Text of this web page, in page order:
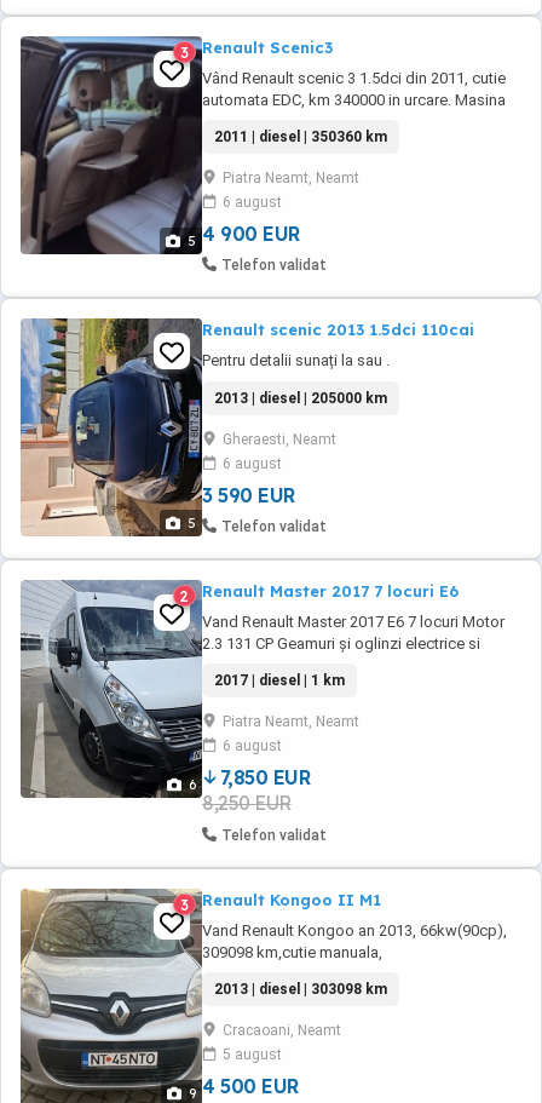
5
3 Renault Scenic3
Vând Renault scenic 3 1.5dci din 2011, cutie
automata EDC, km 340000 in urcare. Masina
mai prezinta mici imperfectiuni conform
vârstei. Nu fac schimburi.
2011 | diesel | 350360 km
Piatra Neamt, Neamt
6 august
4 900 EUR
Telefon validat
5
Renault scenic 2013 1.5dci 110cai
Pentru detalii sunați la sau .
2013 | diesel | 205000 km
Gheraesti, Neamt
6 august
3 590 EUR
Telefon validat
6
2 Renault Master 2017 7 locuri E6
Vand Renault Master 2017 E6 7 locuri Motor
2.3 131 CP Geamuri și oglinzi electrice si
remorcare( are maxim 3 luni 4 luni de când
este montat) 2.5 tone pe carlig Cauciucuri
bune iarna Mod ECO Torpedou frig Comenzi
volan Masina a avut doar în reprezentanta
service-ul ...
2017 | diesel | 1 km
Piatra Neamt, Neamt
6 august
7,850 EUR
8,250 EUR
Telefon validat
9
3 Renault Kongoo II M1
Vand Renault Kongoo an 2013, 66kw(90cp),
309098 km,cutie manuala,
2025. Masina se poate viziona in Cracaoani
judetul Neamt.
2013 | diesel | 303098 km
Cracaoani, Neamt
5 august
4 500 EUR